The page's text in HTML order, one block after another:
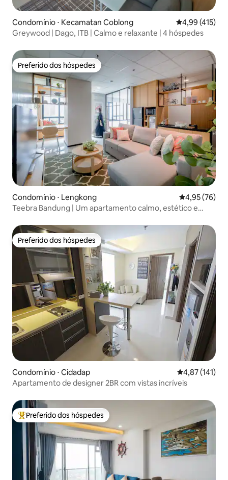
Condomínio ⋅ Kecamatan Coblong 4,99 de uma
4,99 (415)
Greywood | Dago, ITB | Calmo e relaxante | 4 hóspedes
Preferido dos hóspedes
Preferido dos hóspedes
Condomínio ⋅ Lengkong 4,95 de uma
4,95 (76)
Teebra Bandung | Um apartamento calmo, estético e
Preferido dos hóspedes
Preferido dos hóspedes
Condomínio ⋅ Cidadap 4,87 de uma
4,87 (141)
Apartamento de designer 2BR com vistas incríveis
Entre os melhores preferidos dos hóspedes
Preferido dos hóspedes